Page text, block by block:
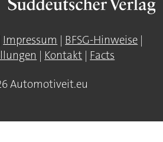
Impressum | BFSG-Hinweise |
| Kontakt | Facts
Automotiveit.eu